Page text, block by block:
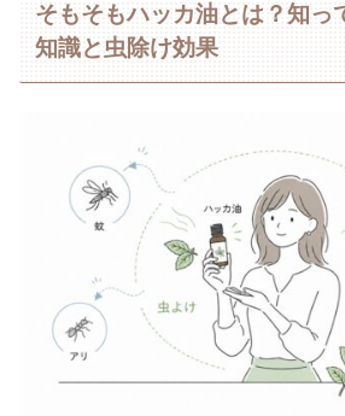
そもそもハッカ油とは？知っ
知識と虫除け効果